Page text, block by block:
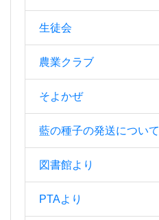
生徒会
農業クラブ
そよかぜ
藍の種子の発送について
図書館より
PTAより